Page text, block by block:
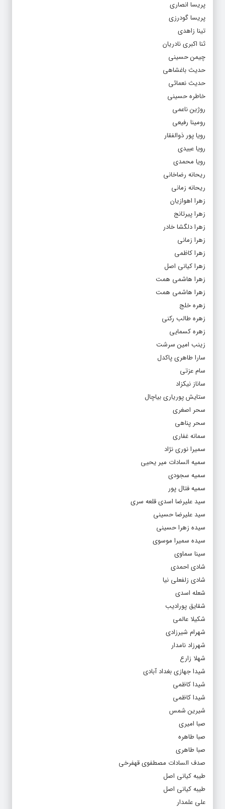
پریسا انصاری
پریسا گودرزی
تینا زاهدی
ثنا اکبری نادریان‌
چیمن حسینی
حدیث باغشاهی
حدیث نعمائی
خاطره حسینی
روژین ناعمی
رومینا رفیعی
رویا پور ذوالفقار
رویا عبیدی
رویا محمدی
ریحانه رضاخانی
ریحانه زمانی
زهرا اهوازیان
زهرا پیرتانج
زهرا دلگشا خادر
زهرا زمانی
زهرا کاظمی
زهرا کیانی اصل
زهرا هاشمی همت
زهرا هاشمی همت
زهره خلج
زهره طالب رکنی
زهره کسمایی
زینب امین سرشت
سارا طاهری پاکدل
سام عزتی
ساناز نیکزاد
ستایش پوریاری بیاچال
سحر اصغری
سحر پناهی
سمانه غفاری
سمیرا نوری نژاد
سمیه السادات میر یحیی
سمیه سجودی
سمیه فتال پور
سید علیرضا اسدی قلعه سری
سید علیرضا حسینی
سیده زهرا حسینی
سیده سمیرا موسوی
سینا سماوی
شادی احمدی
شادی زلفعلی نیا
شعله اسدی
شقایق پورادیب
شکیلا عالمی
شهرام شیرزادی
شهرزاد نامدار
شهلا زارع
شیدا جهازی بغداد آبادی
شیدا کاظمی
شیدا کاظمی
شیرین شمس
صبا امیری
صبا طاهره
صبا طاهری
صدف السادات مصطفوی قهفرخی
طیبه کیانی اصل
طیبه کیانی اصل
علی علمدار